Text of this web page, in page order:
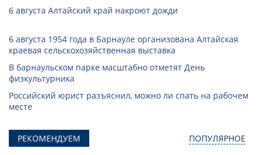
6 августа Алтайский край накроют дожди
6 августа 1954 года в Барнауле организована Алтайская
краевая сельскохозяйственная выставка
В барнаульском парке масштабно отметят День
физкультурника
Российский юрист разъяснил, можно ли спать на рабочем
месте
РЕКОМЕНДУЕМ ПОПУЛЯРНОЕ